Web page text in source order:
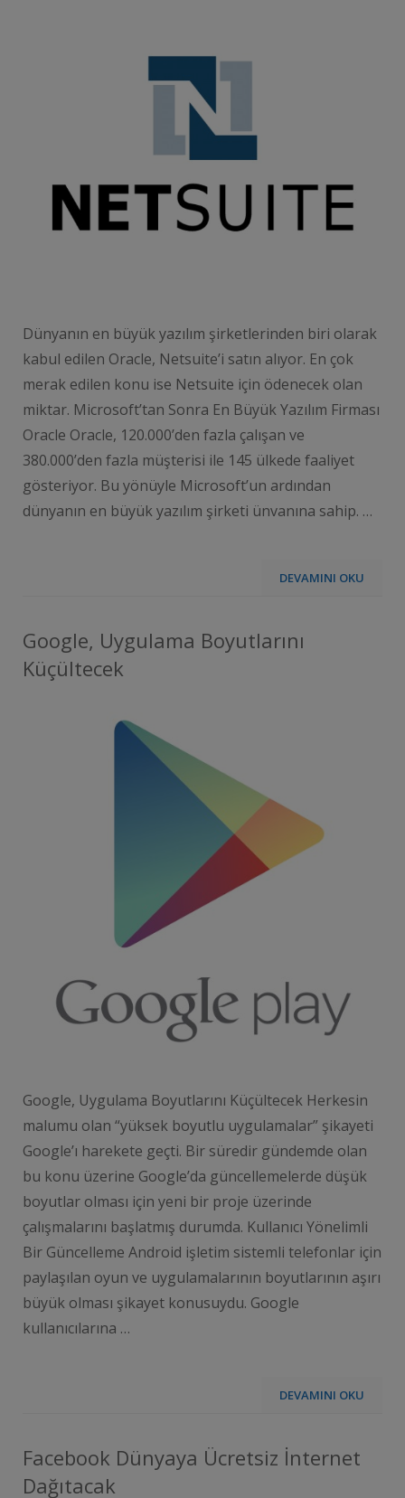
Dünyanın en büyük yazılım şirketlerinden biri olarak
kabul edilen Oracle, Netsuite’i satın alıyor. En çok
merak edilen konu ise Netsuite için ödenecek olan
miktar. Microsoft’tan Sonra En Büyük Yazılım Firması
Oracle Oracle, 120.000’den fazla çalışan ve
380.000’den fazla müşterisi ile 145 ülkede faaliyet
gösteriyor. Bu yönüyle Microsoft’un ardından
dünyanın en büyük yazılım şirketi ünvanına sahip. …
DEVAMINI OKU
Google, Uygulama Boyutlarını
Küçültecek
Google, Uygulama Boyutlarını Küçültecek Herkesin
malumu olan “yüksek boyutlu uygulamalar” şikayeti
Google’ı harekete geçti. Bir süredir gündemde olan
bu konu üzerine Google’da güncellemelerde düşük
boyutlar olması için yeni bir proje üzerinde
çalışmalarını başlatmış durumda. Kullanıcı Yönelimli
Bir Güncelleme Android işletim sistemli telefonlar için
paylaşılan oyun ve uygulamalarının boyutlarının aşırı
büyük olması şikayet konusuydu. Google
kullanıcılarına …
DEVAMINI OKU
Facebook Dünyaya Ücretsiz İnternet
Dağıtacak